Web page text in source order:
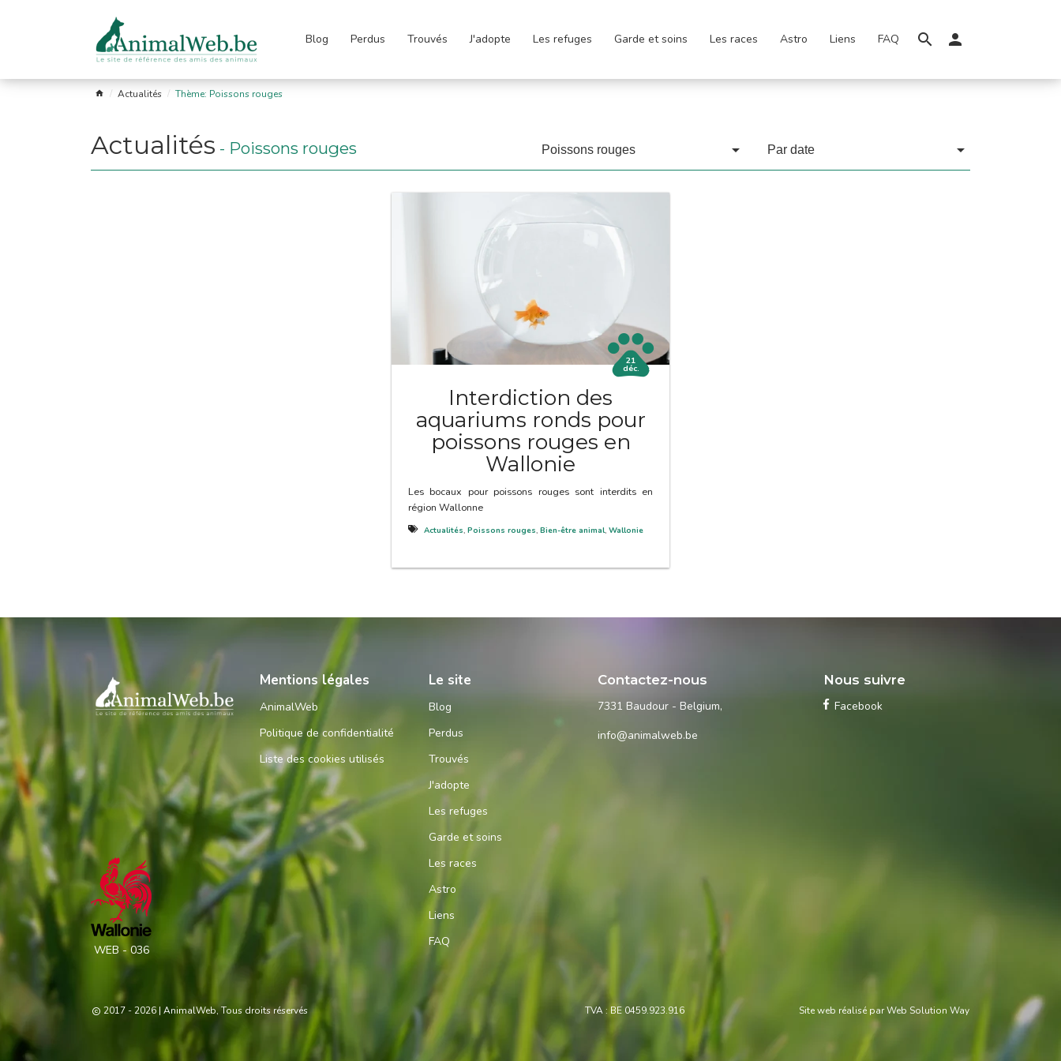
Passer
menu
Blog Perdus Trouvés J'adopte Les refuges Garde et soins Les races Astro Liens FAQ
Garde
Les
races
Astro Liens FAQ
Actualités Thème: Poissons rouges
Actualités - Poissons rouges Poissons rouges Par date
21
déc.
Interdiction des
aquariums ronds pour
poissons rouges en
Wallonie
Les bocaux pour poissons rouges sont interdits en
région Wallonne
Actualités, Poissons rouges, Bien-être animal, Wallonie
WEB - 036
Mentions légales
AnimalWeb
Politique de confidentialité
Liste des cookies utilisés
Le site
Blog
Perdus
Trouvés
J'adopte
Les refuges
Garde et soins
Les races
Astro
Liens
FAQ
Contactez-nous
7331 Baudour - Belgium,
info@animalweb.be
Nous suivre
Facebook
2017 - 2026 | AnimalWeb, Tous droits réservés TVA : BE 0459.923.916 Site web réalisé parWeb Solution Way